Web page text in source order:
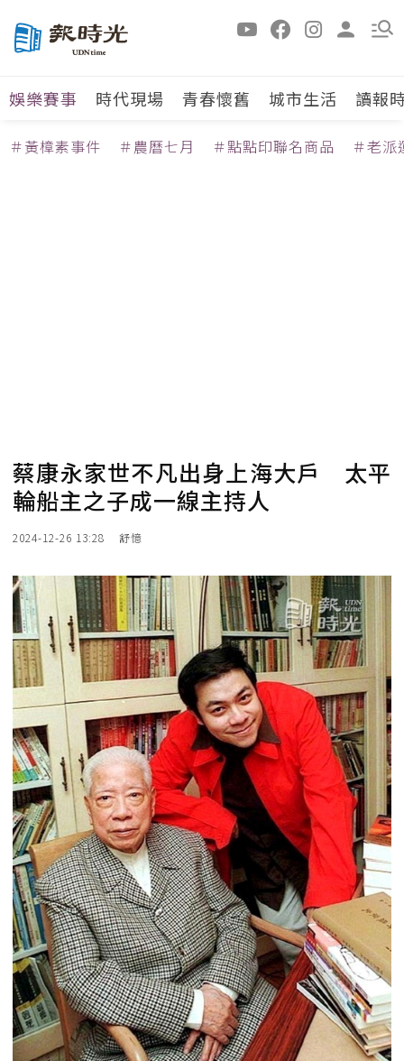
娛樂賽事 時代現場 青春懷舊 城市生活 讀報
＃黃樟素事件 ＃農曆七月 ＃點點印聯名商品 ＃老派
蔡康永家世不凡出身上海大戶 太平
輪船主之子成一線主持人
2024-12-26 13:28 舒憶